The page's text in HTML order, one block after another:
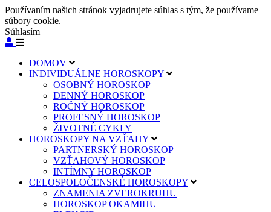
Používaním našich stránok vyjadrujete súhlas s tým, že používame
súbory cookie.
Súhlasím
DOMOV
INDIVIDUÁLNE HOROSKOPY
OSOBNÝ HOROSKOP
DENNÝ HOROSKOP
ROČNÝ HOROSKOP
PROFESNÝ HOROSKOP
ŽIVOTNÉ CYKLY
HOROSKOPY NA VZŤAHY
PARTNERSKÝ HOROSKOP
VZŤAHOVÝ HOROSKOP
INTÍMNY HOROSKOP
CELOSPOLOČENSKÉ HOROSKOPY
ZNAMENIA ZVEROKRUHU
HOROSKOP OKAMIHU